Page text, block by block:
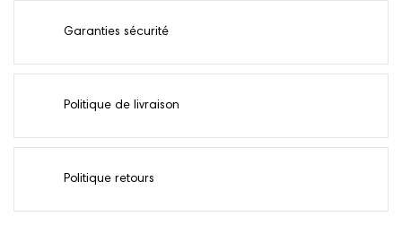
Garanties sécurité
Politique de livraison
Politique retours